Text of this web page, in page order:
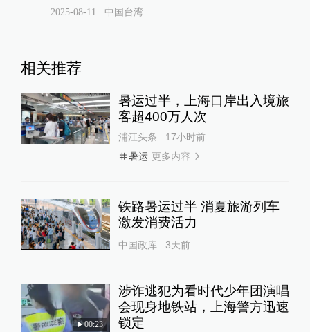
2025-08-11 ∙ 中国台湾
相关推荐
暑运过半，上海口岸出入境旅
客超400万人次
浦江头条
17小时前
暑运 更多内容
铁路暑运过半 消夏旅游列车
激发消费活力
中国政库 3天前
00:23
涉诈逃犯为看时代少年团演唱
会现身地铁站，上海警方迅速
锁定